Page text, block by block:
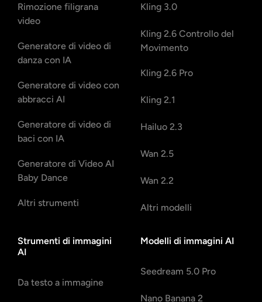
Rimozione filigrana
video
Generatore di video di
danza con IA
Generatore di video con
abbracci AI
Generatore di video di
baci con IA
Generatore di Video AI
Baby Dance
Altri strumenti
Kling 3.0
Kling 2.6 Controllo del
Movimento
Kling 2.6 Pro
Kling 2.1
Hailuo 2.3
Wan 2.5
Wan 2.2
Altri modelli
Strumenti di immagini
AI
Da testo a immagine
Modelli di immagini AI
Seedream 5.0 Pro
Nano Banana 2